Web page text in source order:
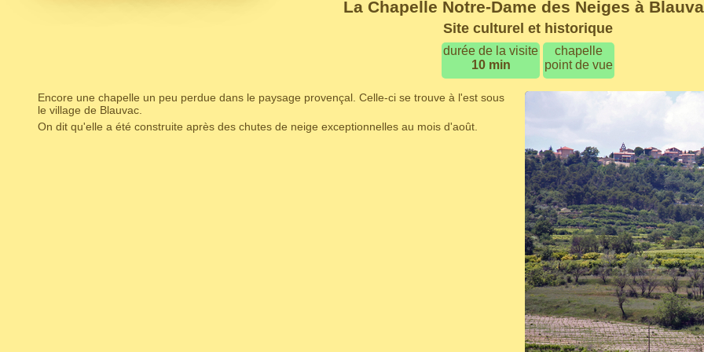
La Chapelle Notre-Dame des Neiges à
Site culturel et historique
durée de la visite
10 min
chapelle
point de vue
Encore une chapelle un peu perdue dans le paysage provençal. Celle-ci se trouve à l'est sous
le village de Blauvac.
On dit qu'elle a été construite après des chutes de neige exceptionnelles au mois d'août.